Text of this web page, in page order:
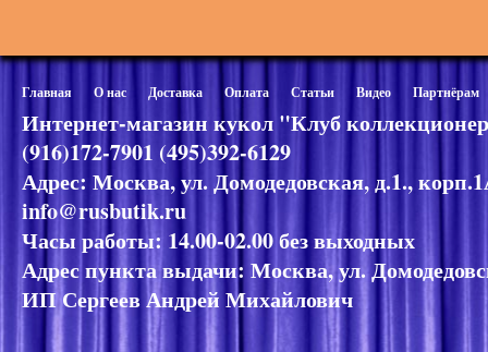
Главная О нас Доставка Оплата Статьи Видео Партнёрам
Интернет-магазин кукол "Клуб
(916)172-7901 (495)392-6129
Адрес: Москва, ул. Домодедовская, д.1.,
info@rusbutik.ru
Часы работы: 14.00-02.00 без выходных
Адрес пункта выдачи: Москва, ул.
ИП Сергеев Андрей Михайлович